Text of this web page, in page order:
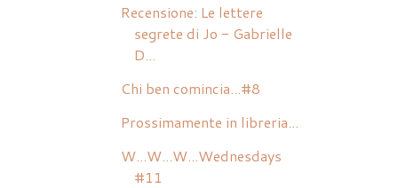
Recensione: Le lettere
segrete di Jo - Gabrielle
D...
Chi ben comincia...#8
Prossimamente in libreria...
W...W...W...Wednesdays
#11